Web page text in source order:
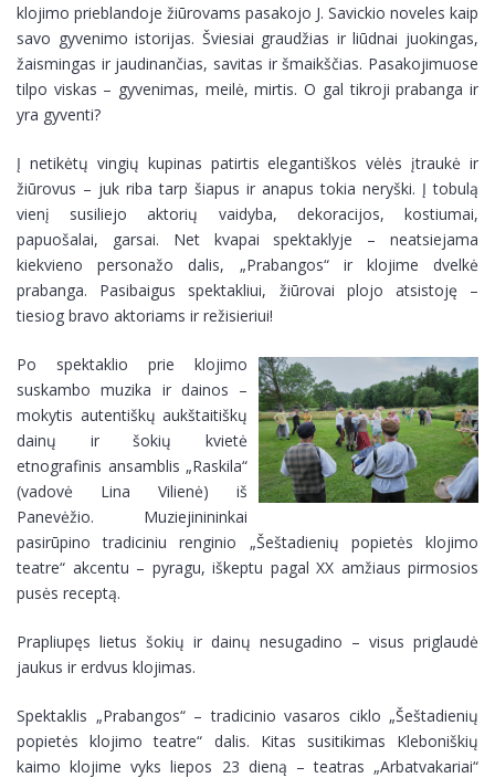
klojimo prieblandoje žiūrovams pasakojo J. Savickio noveles kaip
savo gyvenimo istorijas. Šviesiai graudžias ir liūdnai juokingas,
žaismingas ir jaudinančias, savitas ir šmaikščias. Pasakojimuose
tilpo viskas – gyvenimas, meilė, mirtis. O gal tikroji prabanga ir
yra gyventi?
Į netikėtų vingių kupinas patirtis elegantiškos vėlės įtraukė ir
žiūrovus – juk riba tarp šiapus ir anapus tokia neryški. Į tobulą
vienį susiliejo aktorių vaidyba, dekoracijos, kostiumai,
papuošalai, garsai. Net kvapai spektaklyje – neatsiejama
kiekvieno personažo dalis, „Prabangos“ ir klojime dvelkė
prabanga. Pasibaigus spektakliui, žiūrovai plojo atsistoję –
tiesiog bravo aktoriams ir režisieriui!
Po spektaklio prie klojimo
suskambo muzika ir dainos –
mokytis autentiškų aukštaitiškų
dainų ir šokių kvietė
etnografinis ansamblis „Raskila“
(vadovė Lina Vilienė) iš
Panevėžio. Muziejinininkai
pasirūpino tradiciniu renginio „Šeštadienių popietės klojimo
teatre“ akcentu – pyragu, iškeptu pagal XX amžiaus pirmosios
pusės receptą.
Prapliupęs lietus šokių ir dainų nesugadino – visus priglaudė
jaukus ir erdvus klojimas.
Spektaklis „Prabangos“ – tradicinio vasaros ciklo „Šeštadienių
popietės klojimo teatre“ dalis. Kitas susitikimas Kleboniškių
kaimo klojime vyks liepos 23 dieną – teatras „Arbatvakariai“